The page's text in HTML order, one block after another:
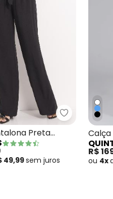
com Amarração
Quintess -
Preta
Faixa
49,99sem juros
R$
ou 4x